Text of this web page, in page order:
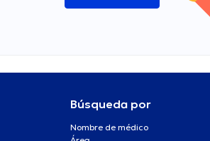
Búsqueda por
Nombre de médico